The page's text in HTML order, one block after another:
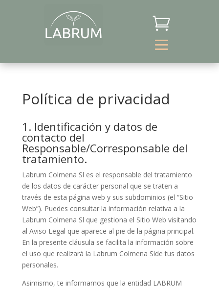

Política de privacidad
1. Identificación y datos de
contacto del
Responsable/Corresponsable del
tratamiento.
Labrum Colmena Sl es el responsable del tratamiento
de los datos de carácter personal que se traten a
través de esta página web y sus subdominios (el “Sitio
Web”). Puedes consultar la información relativa a la
Labrum Colmena Sl que gestiona el Sitio Web visitando
al Aviso Legal que aparece al pie de la página principal.
En la presente cláusula se facilita la información sobre
el uso que realizará la Labrum Colmena Slde tus datos
personales.
Asimismo, te informamos que la entidad LABRUM